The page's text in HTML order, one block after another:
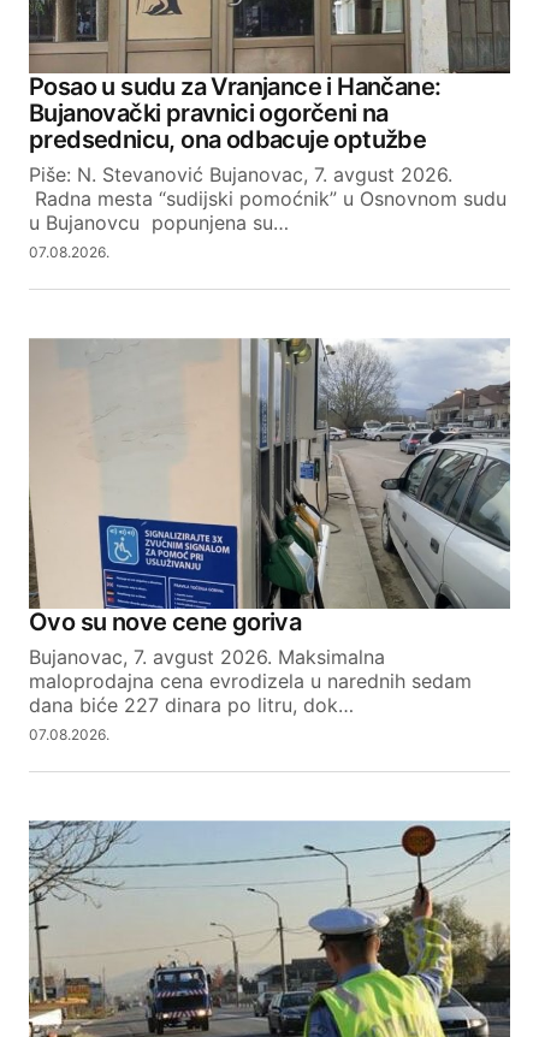
Your Name
Your E-mail
SUBMIT COMMENT
Posao u sudu za Vranjance i Hančane:
Bujanovački pravnici ogorčeni na
predsednicu, ona odbacuje optužbe
Piše: N. Stevanović Bujanovac, 7. avgust 2026.
Radna mesta “sudijski pomoćnik” u Osnovnom sudu
u Bujanovcu popunjena su…
07.08.2026.
Ovo su nove cene goriva
Bujanovac, 7. avgust 2026. Maksimalna
maloprodajna cena evrodizela u narednih sedam
dana biće 227 dinara po litru, dok…
07.08.2026.